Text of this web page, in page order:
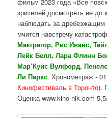
зрителей досмотреть ее до
наблюдать за дребезжащим
мчится навстречу
Макгрегор, Рис Иванс,
Лейк Белл, Лара Флинн
Мар’Куис Вулфорд,
Ли Паркс. Хронометраж -
Кинофестиваль в Торонто).
Оценка www.kino-nik.com